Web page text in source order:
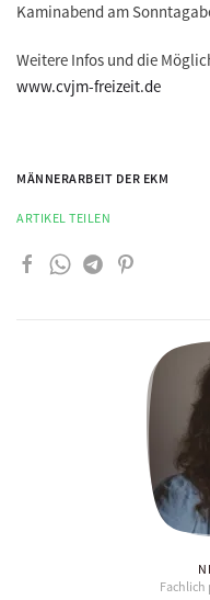
Kaminabend am
Weitere Infos und die
www.cvjm-freizeit.de
MÄNNERARBEIT DER EKM
ARTIKEL TEILEN
Fachlich